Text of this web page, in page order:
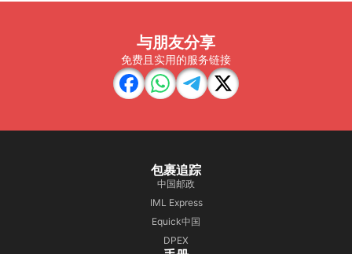
与朋友分享
免费且实用的服务链接
包裹追踪
中国邮政
IML Express
Equick中国
DPEX